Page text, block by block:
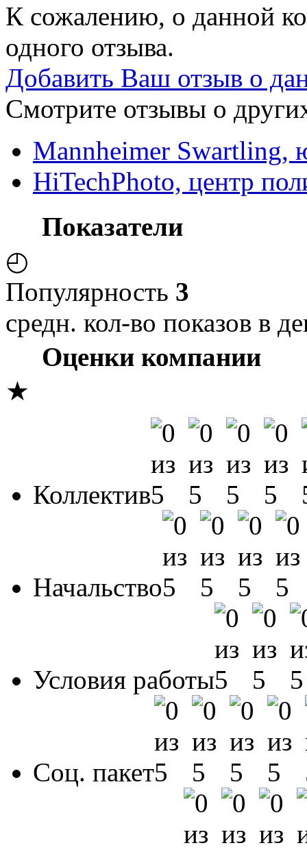
К сожалению, о данной
одного отзыва.
Добавить Ваш отзыв о
Смотрите отзывы о
Mannheimer Swartling,
HiTechPhoto, центр
Показатели
◴
Популярность 3
средн. кол-во показов в
Оценки компании
★
Коллектив
Начальство
Условия работы
Соц. пакет